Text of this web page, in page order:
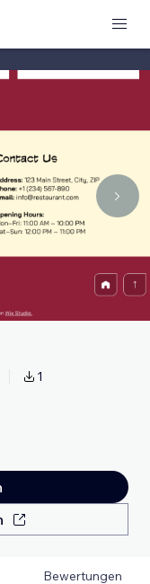
1
Bewertungen